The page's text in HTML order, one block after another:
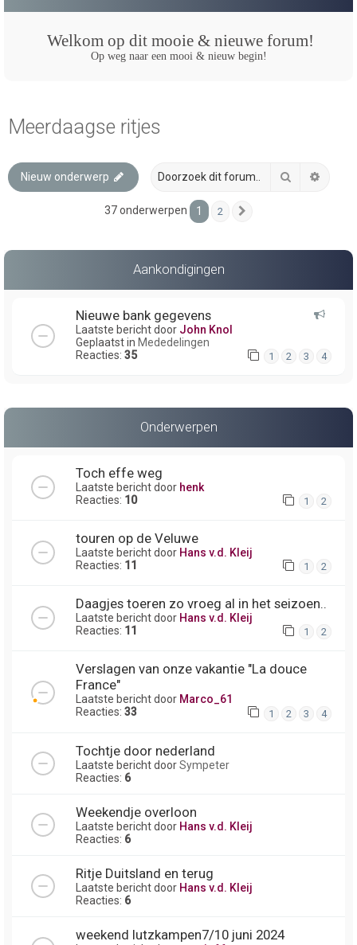
Welkom op dit mooie & nieuwe forum!
Op weg naar een mooi & nieuw begin!
Meerdaagse ritjes
Nieuw onderwerp Zoek
37 onderwerpen 1 2
Aankondigingen
Nieuwe bank gegevens
Laatste bericht door John Knol
Geplaatst in Mededelingen
Reacties: 35 1 2 3 4
Onderwerpen
Toch effe weg
Laatste bericht door henk
Reacties: 10 1 2
touren op de Veluwe
Laatste bericht door Hans v.d. Kleij
Reacties: 11 1 2
Daagjes toeren zo vroeg al in het seizoen..
Laatste bericht door Hans v.d. Kleij
Reacties: 11 1 2
Verslagen van onze vakantie "La douce
France"
Laatste bericht door Marco_61
Reacties: 33 1 2 3 4
Tochtje door nederland
Laatste bericht doorSympeter
Reacties: 6
Weekendje overloon
Laatste bericht door Hans v.d. Kleij
Reacties: 6
Ritje Duitsland en terug
Laatste bericht door Hans v.d. Kleij
Reacties: 6
weekend lutzkampen7/10 juni 2024